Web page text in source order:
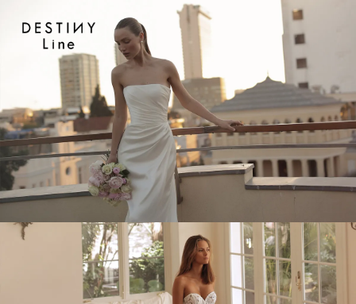
JA
TOP
CONCEPT
COLLECTION
WEDDING DRESS
COLOR DRESS
TUXEDO
BRAND
VERA
ALL BRAND
NEW DRESS
RANKING
SHOP